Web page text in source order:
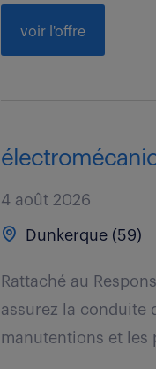
voir l'offre
4 août 2026
Dunkerque (59)
Rattaché au
assurez la conduite
manutentions et les